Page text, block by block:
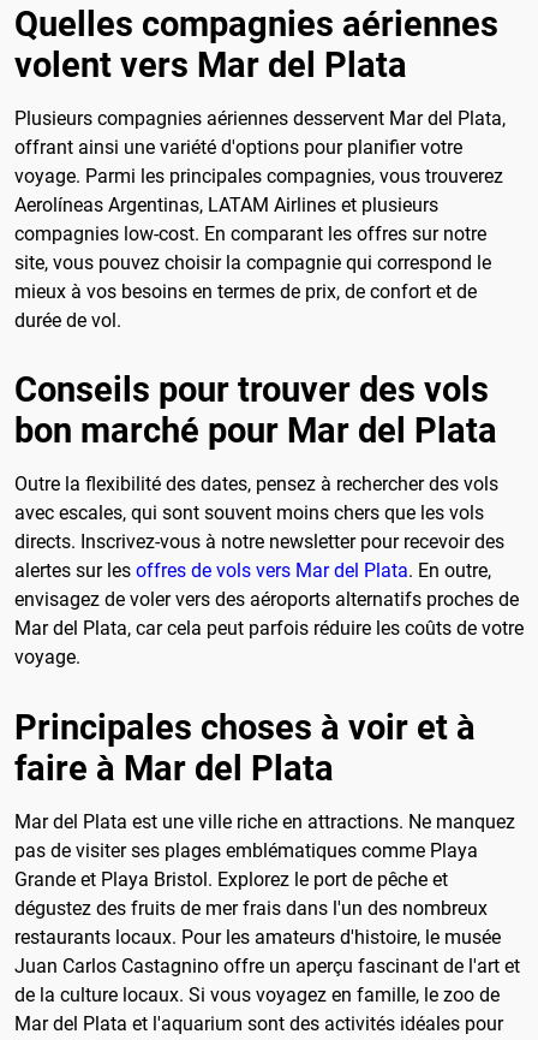
Quelles compagnies aériennes
volent vers Mar del Plata
Plusieurs compagnies aériennes desservent Mar del Plata,
offrant ainsi une variété d'options pour planifier votre
voyage. Parmi les principales compagnies, vous trouverez
Aerolíneas Argentinas, LATAM Airlines et plusieurs
compagnies low-cost. En comparant les offres sur notre
site, vous pouvez choisir la compagnie qui correspond le
mieux à vos besoins en termes de prix, de confort et de
durée de vol.
Conseils pour trouver des vols
bon marché pour Mar del Plata
Outre la flexibilité des dates, pensez à rechercher des vols
avec escales, qui sont souvent moins chers que les vols
directs. Inscrivez-vous à notre newsletter pour recevoir des
alertes sur les offres de vols vers Mar del Plata. En outre,
envisagez de voler vers des aéroports alternatifs proches de
Mar del Plata, car cela peut parfois réduire les coûts de votre
voyage.
Principales choses à voir et à
faire à Mar del Plata
Mar del Plata est une ville riche en attractions. Ne manquez
pas de visiter ses plages emblématiques comme Playa
Grande et Playa Bristol. Explorez le port de pêche et
dégustez des fruits de mer frais dans l'un des nombreux
restaurants locaux. Pour les amateurs d'histoire, le musée
Juan Carlos Castagnino offre un aperçu fascinant de l'art et
de la culture locaux. Si vous voyagez en famille, le zoo de
Mar del Plata et l'aquarium sont des activités idéales pour